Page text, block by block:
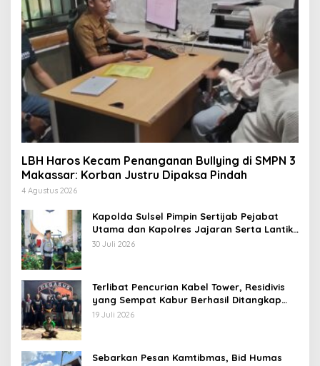
LBH Haros Kecam Penanganan Bullying di SMPN 3
Makassar: Korban Justru Dipaksa Pindah
4 Agustus 2026
Kapolda Sulsel Pimpin Sertijab Pejabat
Utama dan Kapolres Jajaran Serta Lantik
Karolog dan Kapolresta Gowa
30 Juli 2026
Terlibat Pencurian Kabel Tower, Residivis
yang Sempat Kabur Berhasil Ditangkap
Tim Gabungan di Jeneponto
19 Juli 2026
Sebarkan Pesan Kamtibmas, Bid Humas